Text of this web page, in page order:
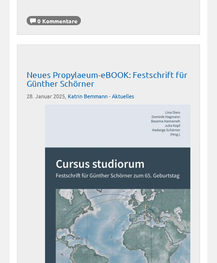
0 Kommentare
Neues Propylaeum-eBOOK: Festschrift für
Günther Schörner
28. Januar 2025, Katrin Bemmann-Aktuelles